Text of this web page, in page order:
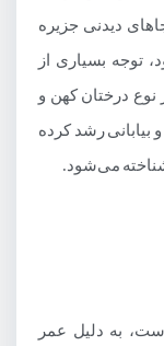
دیدنی جزیره
توجه بسیاری از
درختان کهن و
رشد کرده
می‌شود.
به دلیل عمر